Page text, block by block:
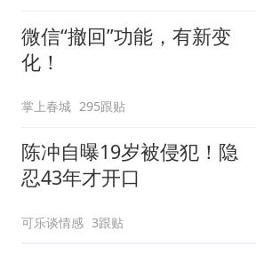
微信“撤回”功能，有新变
化！
掌上春城 295跟贴
陈冲自曝19岁被侵犯！隐
忍43年才开口
可乐谈情感 3跟贴